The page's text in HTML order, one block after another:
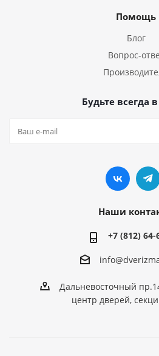
Помощь
Блог
Вопрос-
Будьте всегда
Наши
+7 (812) 64-
info@dver
Дальневосточный
центр дверей,